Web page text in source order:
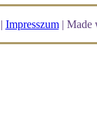
Impresszum| Made